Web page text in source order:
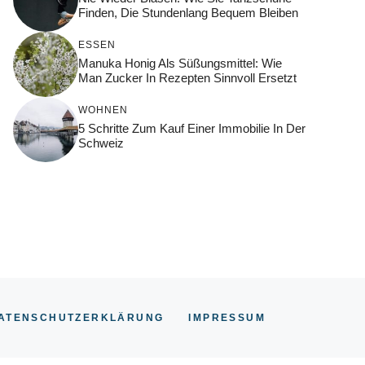
Finden, Die Stundenlang Bequem Bleiben
ESSEN
Manuka Honig Als Süßungsmittel: Wie
Man Zucker In Rezepten Sinnvoll Ersetzt
WOHNEN
5 Schritte Zum Kauf Einer Immobilie In Der
Schweiz
IMPRESSUM